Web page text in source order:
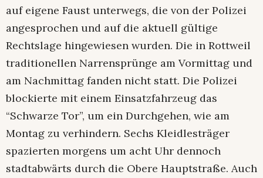
auf eigene Faust unterwegs, die von der Polizei
angesprochen und auf die aktuell gültige
Rechtslage hingewiesen wurden. Die in Rottweil
traditionellen Narrensprünge am Vormittag und
am Nachmittag fanden nicht statt. Die Polizei
blockierte mit einem Einsatzfahrzeug das
“Schwarze Tor”, um ein Durchgehen, wie am
Montag zu verhindern. Sechs Kleidlesträger
spazierten morgens um acht Uhr dennoch
stadtabwärts durch die Obere Hauptstraße. Auch